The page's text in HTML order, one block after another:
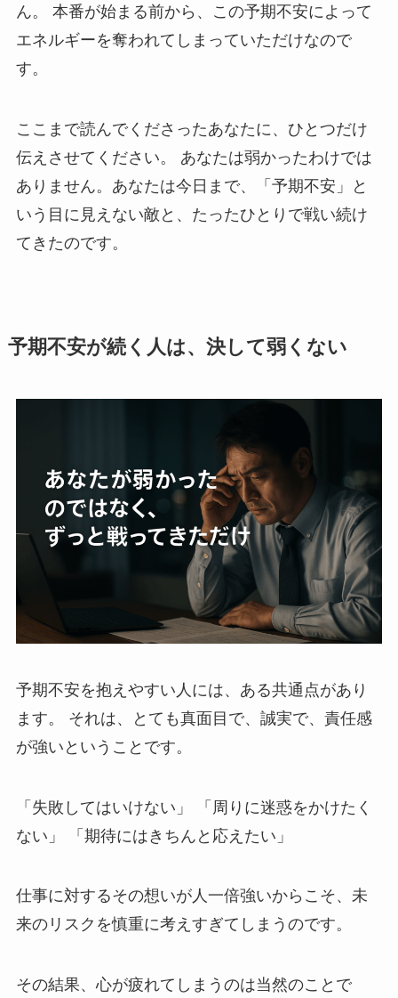
ん。 本番が始まる前から、この予期不安によって
エネルギーを奪われてしまっていただけなので
す。
ここまで読んでくださったあなたに、ひとつだけ
伝えさせてください。 あなたは弱かったわけでは
ありません。あなたは今日まで、「予期不安」と
いう目に見えない敵と、たったひとりで戦い続け
てきたのです。
予期不安が続く人は、決して弱くない
予期不安を抱えやすい人には、ある共通点があり
ます。 それは、とても真面目で、誠実で、責任感
が強いということです。
「失敗してはいけない」 「周りに迷惑をかけたく
ない」 「期待にはきちんと応えたい」
仕事に対するその想いが人一倍強いからこそ、未
来のリスクを慎重に考えすぎてしまうのです。
その結果、心が疲れてしまうのは当然のことで